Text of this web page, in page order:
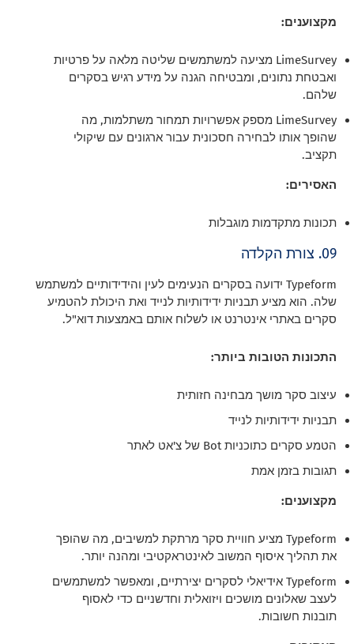
מקצוענים:
LimeSurvey מציעה למשתמשים שליטה מלאה על פרטיות
ואבטחת נתונים, ומבטיחה הגנה על מידע רגיש בסקרים
שלהם.
LimeSurvey מספק אפשרויות תמחור משתלמות, מה
שהופך אותו לבחירה חסכונית עבור ארגונים עם שיקולי
תקציב.
האסירים:
תכונות מתקדמות מוגבלות
09. צורת הקלדה
Typeform ידועה בסקרים הנעימים לעין והידידותיים למשתמש
שלה. הוא מציע תבניות ידידותיות לנייד ואת היכולת להטמיע
סקרים באתרי אינטרנט או לשלוח אותם באמצעות דוא"ל.
התכונות הטובות ביותר:
עיצוב סקר מושך מבחינה חזותית
תבניות ידידותיות לנייד
הטמע סקרים כתוכניות Bot של צ'אט לאתר
תגובות בזמן אמת
מקצוענים:
Typeform מציע חוויית סקר מרתקת למשיבים, מה שהופך
את תהליך איסוף המשוב לאינטראקטיבי ומהנה יותר.
Typeform אידיאלי לסקרים יצירתיים, ומאפשר למשתמשים
לעצב שאלונים מושכים ויזואלית וחדשניים כדי לאסוף
תובנות חשובות.